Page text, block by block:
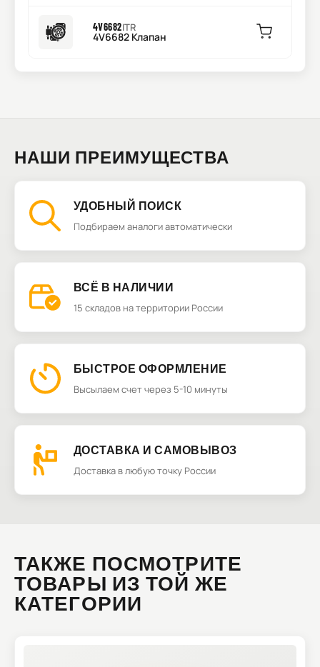
4V6682ITR
4V6682 Клапан
НАШИ ПРЕИМУЩЕСТВА
УДОБНЫЙ ПОИСК
Подбираем аналоги автоматически
ВСЁ В НАЛИЧИИ
15 складов на территории России
БЫСТРОЕ ОФОРМЛЕНИЕ
Высылаем счет через 5-10 минуты
ДОСТАВКА И САМОВЫВОЗ
Доставка в любую точку России
ТАКЖЕ ПОСМОТРИТЕ
ТОВАРЫ ИЗ ТОЙ ЖЕ
КАТЕГОРИИ